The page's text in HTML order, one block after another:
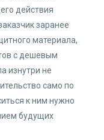
действия
заранее
материала,
с дешевым
изнутри не
само по
к ним нужно
будущих